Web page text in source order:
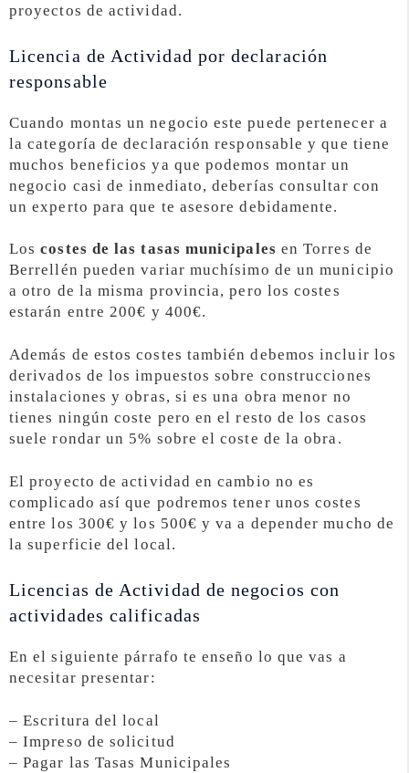
proyectos de actividad.
Licencia de Actividad por declaración
responsable
Cuando montas un negocio este puede pertenecer a
la categoría de declaración responsable y que tiene
muchos beneficios ya que podemos montar un
negocio casi de inmediato, deberías consultar con
un experto para que te asesore debidamente.
Loscostes de las tasas municipales en Torres de
Berrellén pueden variar muchísimo de un municipio
a otro de la misma provincia, pero los costes
estarán entre 200€ y 400€.
Además de estos costes también debemos incluir los
derivados de los impuestos sobre construcciones
instalaciones y obras, si es una obra menor no
tienes ningún coste pero en el resto de los casos
suele rondar un 5% sobre el coste de la obra.
El proyecto de actividad en cambio no es
complicado así que podremos tener unos costes
entre los 300€ y los 500€ y va a depender mucho de
la superficie del local.
Licencias de Actividad de negocios con
actividades calificadas
En el siguiente párrafo te enseño lo que vas a
necesitar presentar:
– Escritura del local
– Impreso de solicitud
– Pagar las Tasas Municipales